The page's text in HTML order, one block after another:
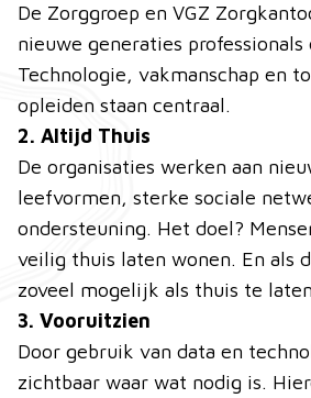
De Zorggroep en VGZ
nieuwe generaties professionals
Technologie, vakmanschap en
opleiden staan centraal.
2. Altijd Thuis
De organisaties werken aan
leefvormen, sterke sociale
ondersteuning. Het doel?
veilig thuis laten wonen. En als
zoveel mogelijk als thuis te
3. Vooruitzien
Door gebruik van data en
zichtbaar waar wat nodig is.